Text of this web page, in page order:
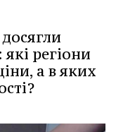
регіони
а в яких